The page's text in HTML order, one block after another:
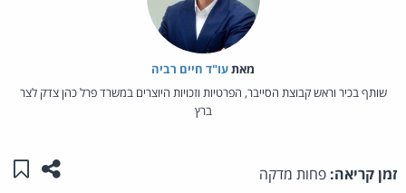
מאת‏עו"ד חיים רביה
שותף בכיר וראש קבוצת הסייבר, הפרטיות וזכויות היוצרים במשרד פרל כהן צדק לצר
ברץ
זמן קריאה: פחות מדקה שתפו